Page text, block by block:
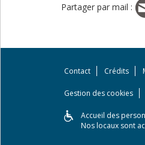
Partager par mail :
Contact Crédits
Gestion des cookies
Accueil des
Nos locaux sont